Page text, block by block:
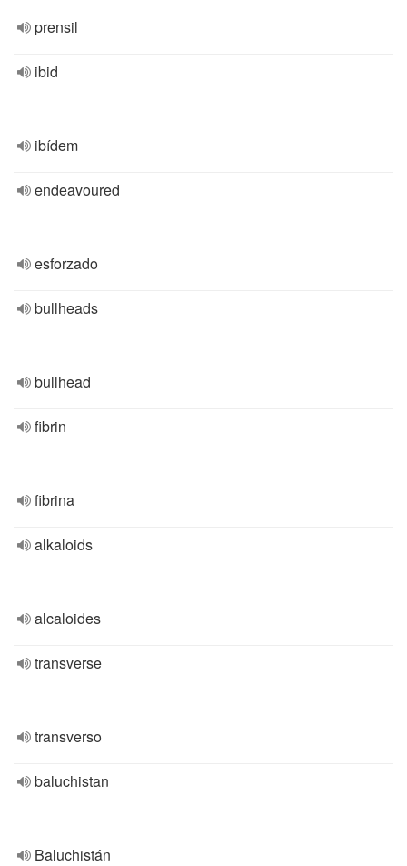
prensil
ibid
ibídem
endeavoured
esforzado
bullheads
bullhead
fibrin
fibrina
alkaloids
alcaloides
transverse
transverso
baluchistan
Baluchistán